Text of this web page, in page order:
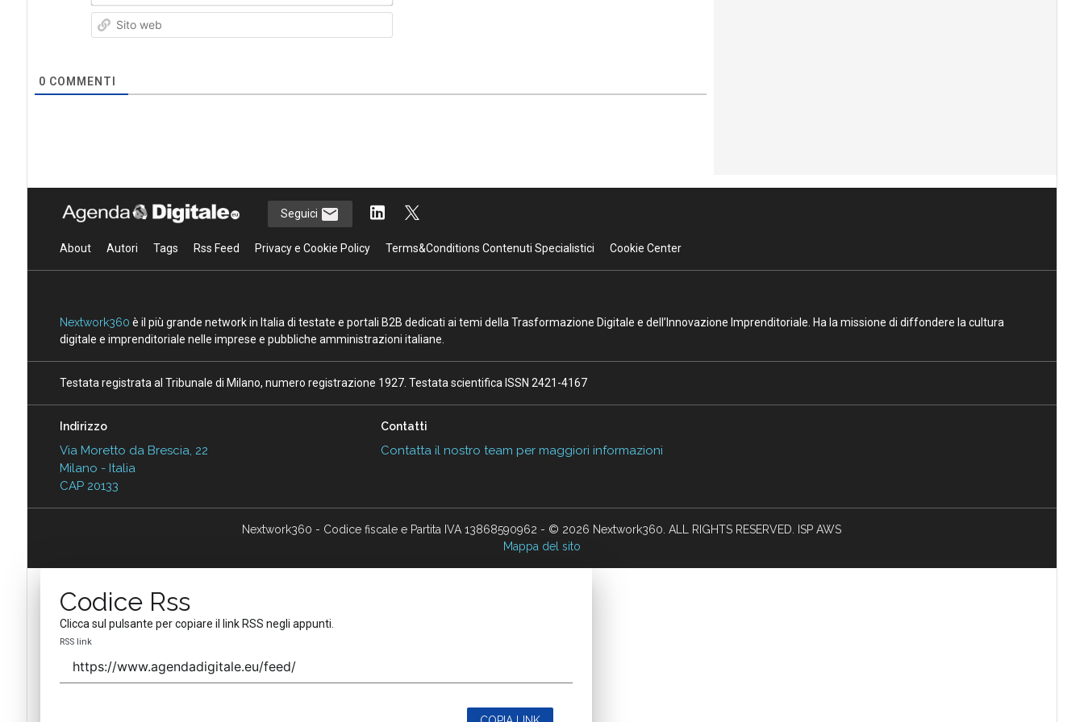
Sito
0 COMMENTI
Seguici
About Autori Tags Rss Feed Privacy e Cookie Policy Terms&Conditions Contenuti Specialistici Cookie Center
Nextwork360 è il più grande network in Italia di testate e portali B2B dedicati ai temi della Trasformazione Digitale e dell’Innovazione Imprenditoriale. Ha la missione di diffondere la cultura
digitale e imprenditoriale nelle imprese e pubbliche amministrazioni italiane.
Testata registrata al Tribunale di Milano, numero registrazione 1927. Testata scientifica ISSN 2421-4167
Indirizzo
Via Moretto da Brescia, 22
Milano - Italia
CAP 20133
Contatti
Contatta il nostro team per maggiori informazioni
Nextwork360 - Codice fiscale e Partita IVA 13868590962 - © 2026 Nextwork360. ALL RIGHTS RESERVED. ISP AWS
Mappa del sito
Codice Rss
Clicca sul pulsante per copiare il link RSS negli appunti.
RSS link